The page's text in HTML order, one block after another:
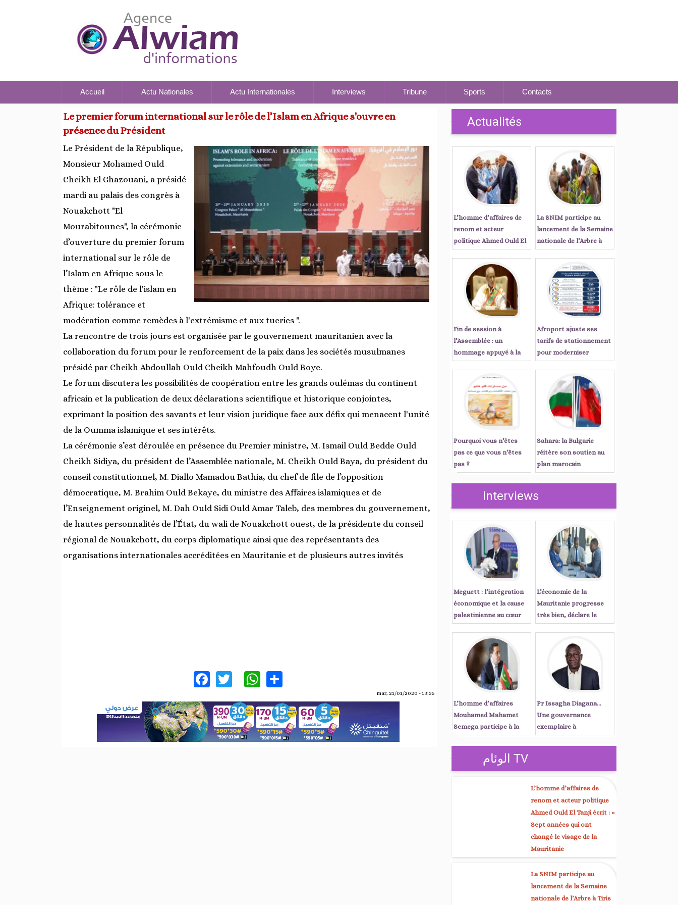
Accueil Actu Nationales Actu Internationales Interviews Tribune Sports Contacts
Le premier forum international sur le rôle de l’Islam en Afrique s'ouvre en
présence du Président
Le Président de la République,
Monsieur Mohamed Ould
Cheikh El Ghazouani, a présidé
mardi au palais des congrès à
Nouakchott "El
Mourabitounes", la cérémonie
d’ouverture du premier forum
international sur le rôle de
l’Islam en Afrique sous le
thème : "Le rôle de l'islam en
Afrique: tolérance et
modération comme remèdes à l'extrémisme et aux tueries ".
La rencontre de trois jours est organisée par le gouvernement mauritanien avec la
collaboration du forum pour le renforcement de la paix dans les sociétés musulmanes
présidé par Cheikh Abdoullah Ould Cheikh Mahfoudh Ould Boye.
Le forum discutera les possibilités de coopération entre les grands oulémas du continent
africain et la publication de deux déclarations scientifique et historique conjointes,
exprimant la position des savants et leur vision juridique face aux défix qui menacent l'unité
de la Oumma islamique et ses intérêts.
La cérémonie s’est déroulée en présence du Premier ministre, M. Ismail Ould Bedde Ould
Cheikh Sidiya, du président de l’Assemblée nationale, M. Cheikh Ould Baya, du président du
conseil constitutionnel, M. Diallo Mamadou Bathia, du chef de file de l’opposition
démocratique, M. Brahim Ould Bekaye, du ministre des Affaires islamiques et de
l’Enseignement originel, M. Dah Ould Sidi Ould Amar Taleb, des membres du gouvernement,
de hautes personnalités de l’État, du wali de Nouakchott ouest, de la présidente du conseil
régional de Nouakchott, du corps diplomatique ainsi que des représentants des
organisations internationales accréditées en Mauritanie et de plusieurs autres invités
Facebook
TwitterWhatsApp
mar, 21/01/2020 - 13:35
Actualités
L’homme d’affaires de
renom et acteur
politique Ahmed Ould El
années qui ont changé le
visage de la Mauritanie
La SNIM participe au
lancement de la Semaine
nationale de l’Arbre à
Fin de session à
l’Assemblée : un
hommage appuyé à la
Afroport ajuste ses
tarifs de stationnement
pour moderniser
Nouakchott
Pourquoi vous n’êtes
pas ce que vous n’êtes
pas ?
Sahara: la Bulgarie
réitère son soutien au
plan marocain
Interviews
Meguett : l’intégration
économique et la cause
palestinienne au cœur
parlementaire islamique
L’économie de la
Mauritanie progresse
très bien, déclare le
L’homme d’affaires
Mouhamed Mahamet
Semega participe à la
sénégalais, présidée par
les Premiers ministres
Pr Issagha Diagana…
Une gouvernance
exemplaire à
الوئام TV
L’homme d’affaires de
renom et acteur politique
Ahmed Ould El Tanji écrit : «
Sept années qui ont
changé le visage de la
Mauritanie
La SNIM participe au
lancement de la Semaine
nationale de l’Arbre à Tiris